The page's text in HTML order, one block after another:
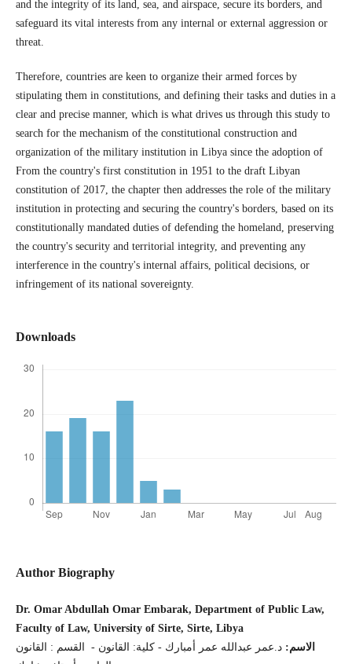
and the integrity of its land, sea, and airspace, secure its borders, and
safeguard its vital interests from any internal or external aggression or
threat.
Therefore, countries are keen to organize their armed forces by
stipulating them in constitutions, and defining their tasks and duties in a
clear and precise manner, which is what drives us through this study to
search for the mechanism of the constitutional construction and
organization of the military institution in Libya since the adoption of
From the country's first constitution in 1951 to the draft Libyan
constitution of 2017, the chapter then addresses the role of the military
institution in protecting and securing the country's borders, based on its
constitutionally mandated duties of defending the homeland, preserving
the country's security and territorial integrity, and preventing any
interference in the country's internal affairs, political decisions, or
infringement of its national sovereignty.
Downloads
Author Biography
Dr. Omar Abdullah Omar Embarak, Department of Public Law,
Faculty of Law, University of Sirte, Sirte, Libya
الاسم: د.عمر عبدالله عمر أمبارك - كلية: القانون - القسم : القانون